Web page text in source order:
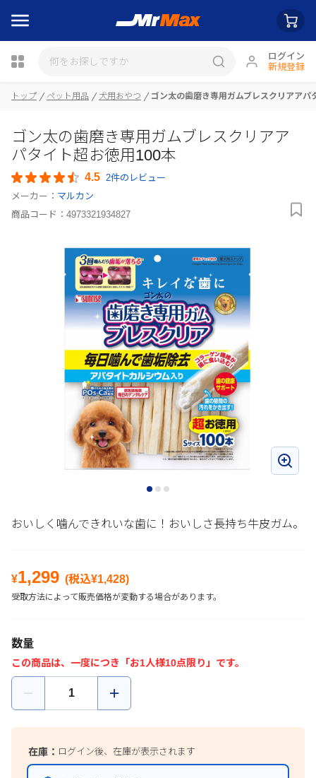
ログイン
新規登録
トップ ペット用品 犬用おやつ ゴン太の歯磨き専用ガムブレスクリアアパ
ゴン太の歯磨き専用ガムブレスクリアア
パタイト超お徳用100本
4.5 2件のレビュー
メーカー： マルカン
商品コード： 4973321934827
おいしく噛んできれいな歯に！おいしさ長持ち牛皮ガム。
¥1,299 (税込¥1,428)
受取方法によって販売価格が変動する場合があります。
数量
この商品は、一度につき「お1人様10点限り」です。
在庫： ログイン後、在庫が表示されます